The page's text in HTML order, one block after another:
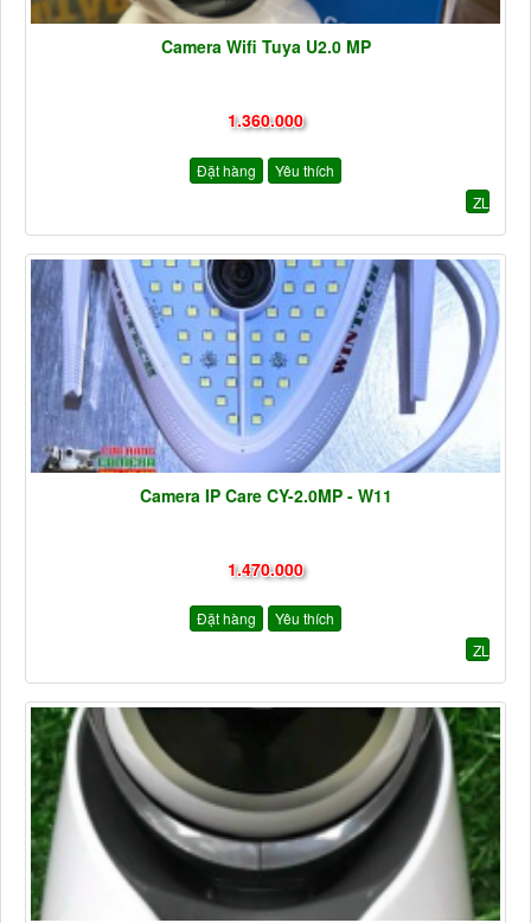
Camera Wifi Tuya U2.0 MP
1.360.000
Đặt hàng
Yêu thích
ZL
Camera IP Care CY-2.0MP - W11
1.470.000
Đặt hàng
Yêu thích
ZL